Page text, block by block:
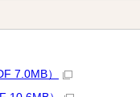
7.0MB）